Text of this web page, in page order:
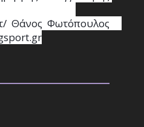
Θάνος Φωτόπουλος